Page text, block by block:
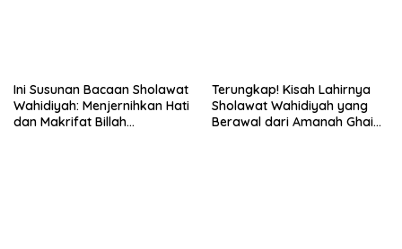
Ini Susunan Bacaan Sholawat
Wahidiyah: Menjernihkan Hati
dan Makrifat Billah
Terungkap! Kisah Lahirnya
Sholawat Wahidiyah yang
Berawal dari Amanah Ghaib